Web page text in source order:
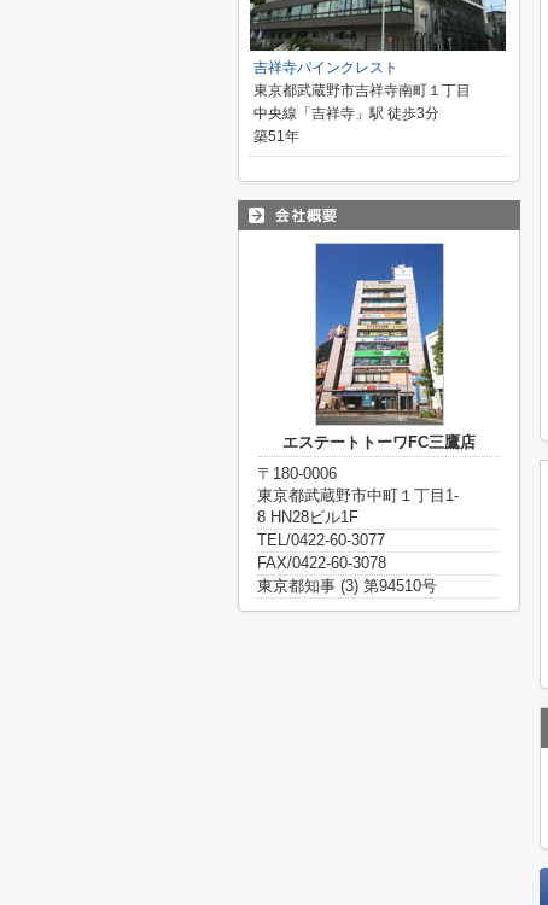
吉祥寺パインクレスト
東京都武蔵野市吉祥寺南町１丁目
中央線「吉祥寺」駅 徒歩3分
築51年
エステートトーワFC三鷹店
〒180-0006
東京都武蔵野市中町１丁目1-
8 HN28ビル1F
TEL/0422-60-3077
FAX/0422-60-3078
東京都知事 (3) 第94510号